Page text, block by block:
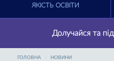
ЯКІСТЬ ОСВІТИ
Долучайся та
ГОЛОВНА
НОВИНИ